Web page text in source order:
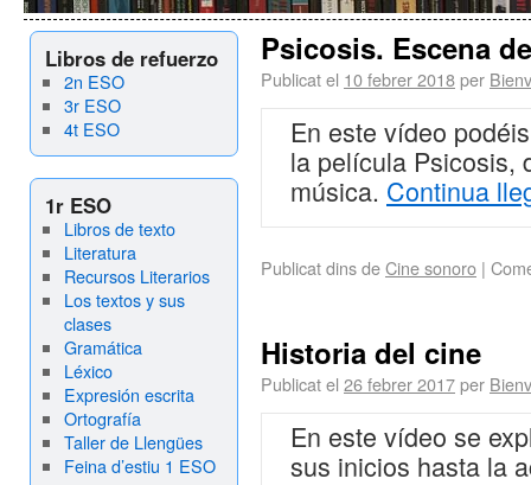
Libros de refuerzo
2n ESO
3r ESO
4t ESO
1r ESO
Libros de texto
Literatura
Recursos Literarios
Los textos y sus
clases
Gramática
Léxico
Expresión escrita
Ortografía
Taller de Llengües
Feina d’estiu 1 ESO
Psicosis. Escena
Publicat el 10 febrer 2018per
En este vídeo
la película Psicosis,
música. Continua
Publicat dins deCine sonoro |
Historia del cine
Publicat el 26 febrer 2017per
En este vídeo se
sus inicios hasta la